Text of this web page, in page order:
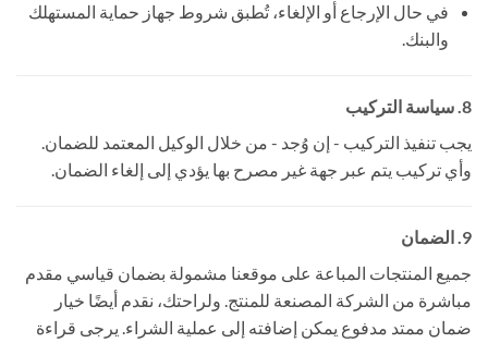
في حال الإرجاع أو الإلغاء، تُطبق شروط جهاز حماية المستهلك
والبنك.
8. سياسة التركيب
يجب تنفيذ التركيب - إن وُجد - من خلال الوكيل المعتمد للضمان.
وأي تركيب يتم عبر جهة غير مصرح بها يؤدي إلى إلغاء الضمان.
9. الضمان
جميع المنتجات المباعة على موقعنا مشمولة بضمان قياسي مقدم
مباشرة من الشركة المصنعة للمنتج. ولراحتك، نقدم أيضًا خيار
ضمان ممتد مدفوع يمكن إضافته إلى عملية الشراء. يرجى قراءة